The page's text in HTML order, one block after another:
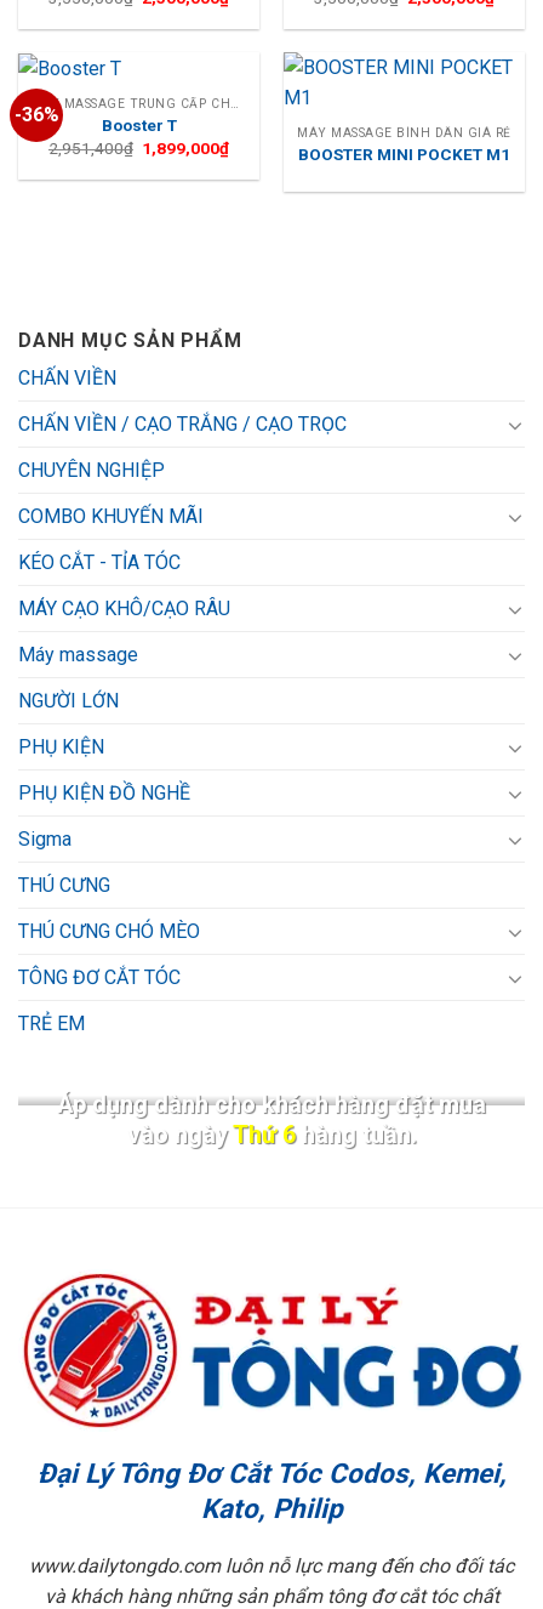
gốc
là:
tại
2,500,000₫.
gốc
là:
tại
-36%
Booster T
2,951,400₫ Giá
gốc
là:
1,899,000₫Giá
tại
MÁY MASSAGE BÌNH DÂN GIÁ RẺ
BOOSTER MINI POCKET M1
DANH MỤC SẢN PHẨM
CHẤN VIỀN
CHẤN VIỀN / CẠO TRẮNG / CẠO TRỌC
CHUYÊN NGHIỆP
COMBO KHUYẾN MÃI
KÉO CẮT - TỈA TÓC
MÁY CẠO KHÔ/CẠO RÂU
Máy massage
NGƯỜI LỚN
PHỤ KIỆN
PHỤ KIỆN ĐỒ NGHỀ
Sigma
THÚ CƯNG
THÚ CƯNG CHÓ MÈO
TÔNG ĐƠ CẮT TÓC
TRẺ EM
Áp dụng dành cho khách hàng đặt mua
vào ngàyThứ 6hàng tuần.
Đại Lý Tông Đơ Cắt Tóc Codos, Kemei,
Kato, Philip
www.dailytongdo.com luôn nỗ lực mang đến cho đối tác
và khách hàng những sản phẩm tông đơ cắt tóc chất